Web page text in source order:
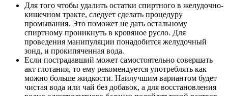
Для того чтобы удалить остатки спиртного в желудочно-
кишечном тракте, следует сделать процедуру
промывания. Это поможет не дать остальному
спиртному проникнуть в кровяное русло. Для
проведения манипуляции понадобится желудочный
зонд, и прокипяченная вода.
Если пострадавший может самостоятельно совершать
акт глотания, то ему рекомендуется употреблять как
можно больше жидкости. Наилучшим вариантом будет
чистая вода или чай без добавок, а для восстановления